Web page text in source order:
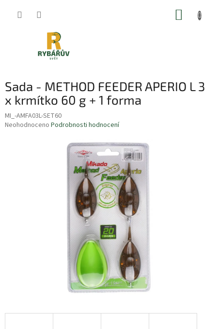
Sada - METHOD FEEDER APERIO L 3
x krmítko 60 g + 1 forma
MI_-AMFA03L-SET60
Průměrné
Neohodnoceno Podrobnosti hodnocení